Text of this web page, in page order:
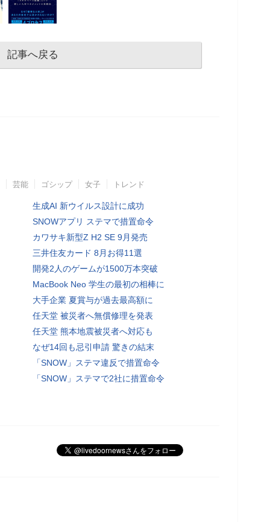
記事へ戻る
芸能 ゴシップ 女子 トレンド
生成AI 新ウイルス設計に成功
SNOWアプリ ステマで措置命令
カワサキ新型Z H2 SE 9月発売
三井住友カード 8月お得11選
開発2人のゲームが1500万本突破
MacBook Neo 学生の最初の相棒に
大手企業 夏賞与が過去最高額に
任天堂 被災者へ無償修理を発表
任天堂 熊本地震被災者へ対応も
なぜ14回も忌引申請 驚きの結末
「SNOW」ステマ違反で措置命令
「SNOW」ステマで2社に措置命令